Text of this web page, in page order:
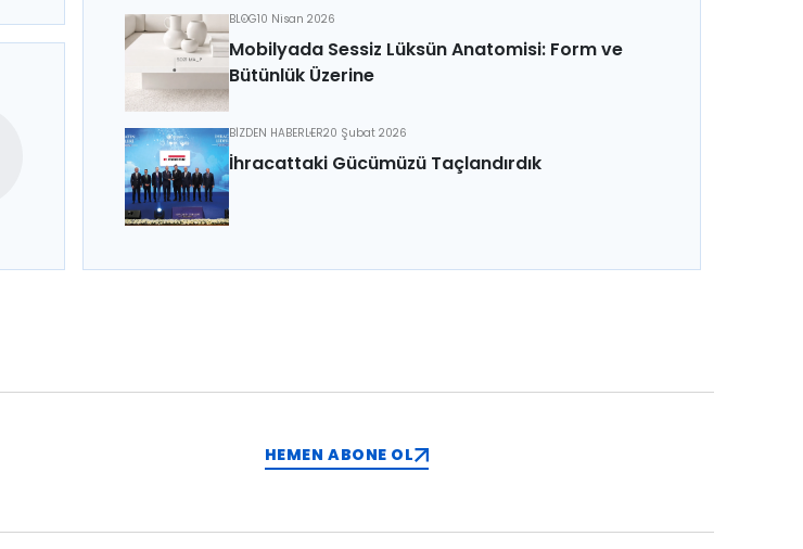
BLOG10 Nisan 2026
Mobilyada Sessiz Lüksün Anatomisi: Form ve
Bütünlük Üzerine
BİZDEN HABERLER20 Şubat 2026
İhracattaki Gücümüzü Taçlandırdık
HEMEN ABONE OL